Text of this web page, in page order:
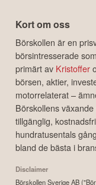
Kort om oss
Börskollen är en
börsintresserade
primärt av Kristoffer
börsen, aktier,
motorrelaterat –
Börskollens
tillgänglig,
hundratusentals
bland de bästa i
Disclaimer
Börskollen Sverige AB